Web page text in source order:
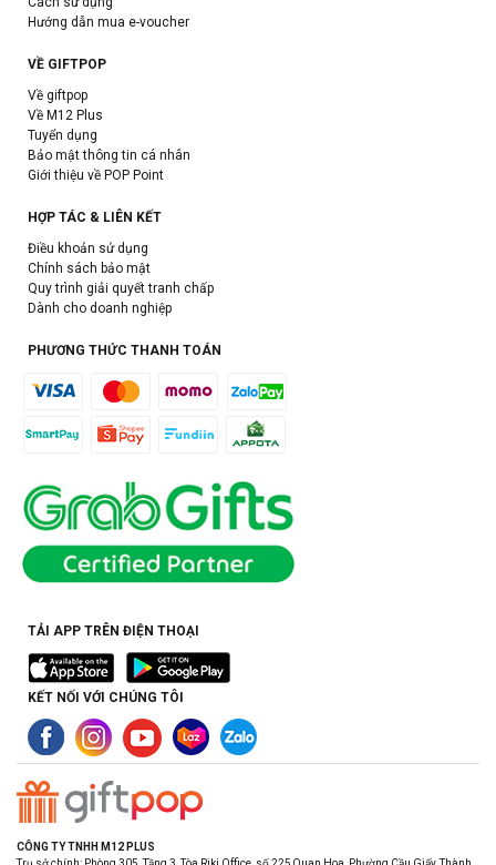
Hướng dẫn mua e-voucher
VỀ GIFTPOP
Về giftpop
Về M12 Plus
Tuyển dụng
Bảo mật thông tin cá nhân
Giới thiệu về POP Point
HỢP TÁC & LIÊN KẾT
Điều khoản sử dụng
Chính sách bảo mật
Quy trình giải quyết tranh chấp
Dành cho doanh nghiệp
PHƯƠNG THỨC THANH TOÁN
TẢI APP TRÊN ĐIỆN THOẠI
KẾT NỐI VỚI CHÚNG TÔI
CÔNG TY TNHH M12 PLUS